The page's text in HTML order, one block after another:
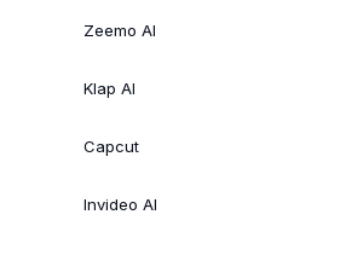
Zeemo AI
Klap AI
Capcut
Invideo AI